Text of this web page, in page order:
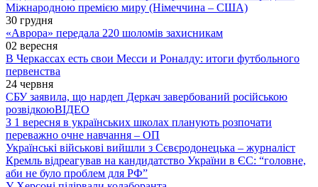
Міжнародною премією миру (Німеччина – США)
30 грудня
«Аврора» передала 220 шоломів захисникам
02 вересня
В Черкассах есть свои Месси и Роналду: итоги футбольного
первенства
24 червня
СБУ заявила, що нардеп Деркач завербований російською
розвідкоюВІДЕО
З 1 вересня в українських школах планують розпочати
переважно очне навчання – ОП
Українські військові вийшли з Сєвєродонецька – журналіст
Кремль відреагував на кандидатство України в ЄС: “головне,
аби не було проблем для РФ”